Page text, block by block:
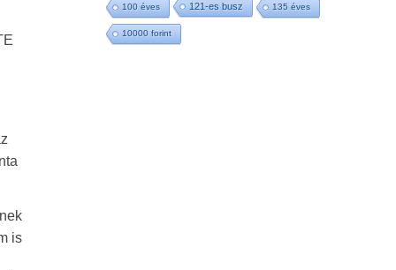
is
100 éves 121-es busz 135 éves
10000 forint